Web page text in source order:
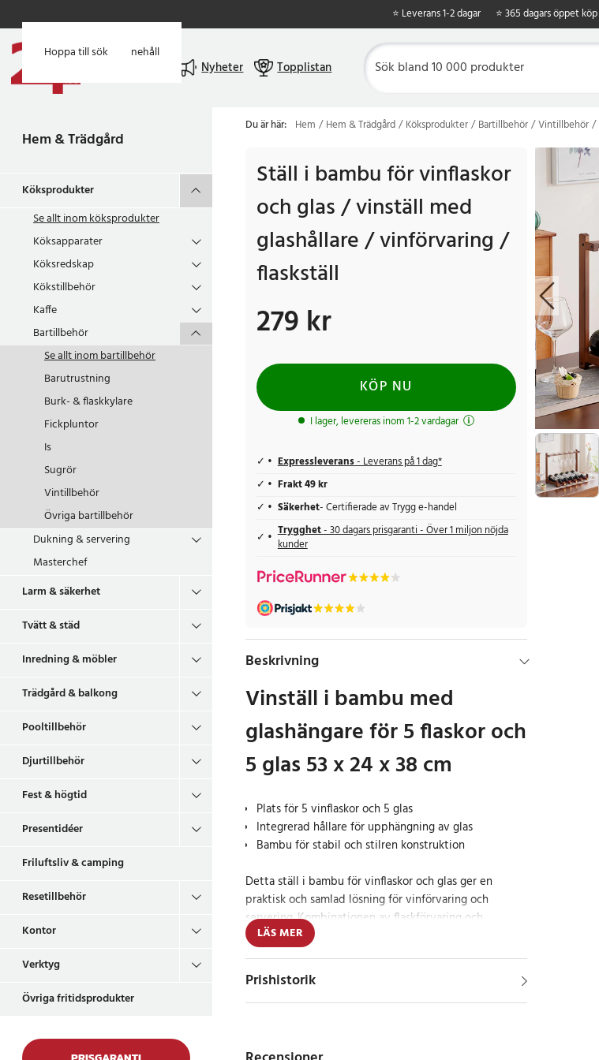
Hoppa till huvudinnehåll
Hoppa till sök
⭐ Leverans 1-2 dagar ⭐ 365 dagars öppet köp
Nyheter Topplistan
Hem & Trädgård
Köksprodukter
Se allt inomköksprodukter
Köksapparater
Köksredskap
Kökstillbehör
Kaffe
Bartillbehör
Se allt inombartillbehör
Barutrustning
Burk- & flaskkylare
Fickpluntor
Is
Sugrör
Vintillbehör
Övriga bartillbehör
Dukning & servering
Masterchef
Larm & säkerhet
Tvätt & städ
Inredning & möbler
Trädgård & balkong
Pooltillbehör
Djurtillbehör
Fest & högtid
Presentidéer
Friluftsliv & camping
Resetillbehör
Kontor
Verktyg
Övriga fritidsprodukter
Du är här: Hem Hem & Trädgård Köksprodukter Bartillbehör Vintillbehör
Ställ i bambu för vinflaskor
och glas / vinställ med
glashållare / vinförvaring /
flaskställ
Pris:279 kr
279 kr
KÖP NU
I lager, levereras inom 1-2 vardagar
Expressleverans- Leverans på 1 dag*
Frakt 49 kr
Säkerhet- Certifierade av Trygg e-handel
Trygghet- 30 dagars prisgaranti - Över 1 miljon nöjda
kunder
Beskrivning
Vinställ i bambu med
glashängare för 5 flaskor och
5 glas 53 x 24 x 38 cm
Plats för 5 vinflaskor och 5 glas
Integrerad hållare för upphängning av glas
Bambu för stabil och stilren konstruktion
Detta ställ i bambu för vinflaskor och glas ger en
praktisk och samlad lösning för vinförvaring och
servering. Kombinationen av flaskförvaring och
glashängare gör det enkelt att ha allt nära till hands.
Den nedre delen rymmer upp till 5 flaskor som ligger
stabilt på plats. Det gör det enkelt att organisera
vinflaskor och skapa en tydlig överblick.
LÄS MER
Prishistorik